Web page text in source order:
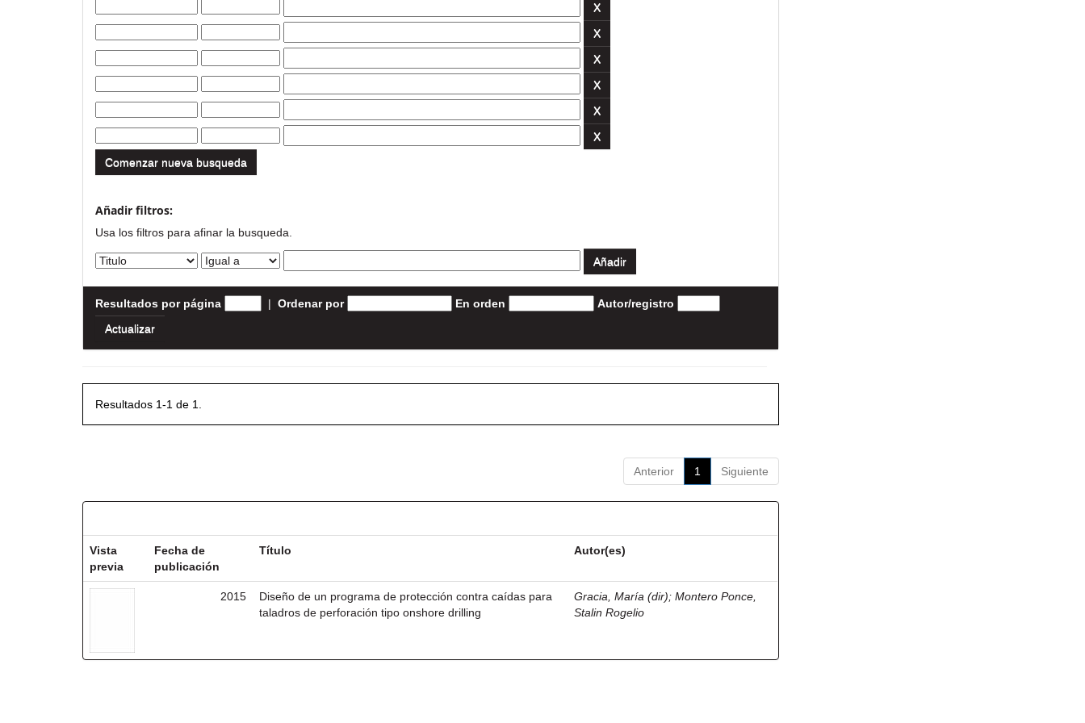
Comenzar nueva busqueda
Añadir filtros:
Usa los filtros para afinar la busqueda.
Resultados por página | Ordenar por En orden Autor/registro
Resultados 1-1 de 1.
Anterior 1 Siguiente
Vista
previa
Fecha de
publicación
Título Autor(es)
2015
Diseño de un programa de protección contra caídas para
taladros de perforación tipo onshore drilling
Gracia, María (dir);Montero Ponce,
Stalin Rogelio